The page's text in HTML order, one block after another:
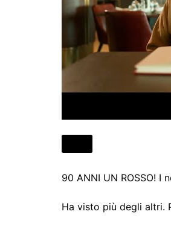
90 ANNI UN ROSSO! I
Ha visto più degli altri.